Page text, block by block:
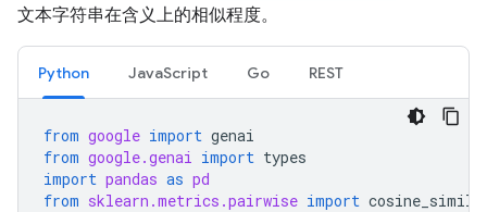
文本字符串在含义上的相似程度。
Python JavaScript Go REST
from google import genai
from google.genai import types
import pandas as pd
from sklearn.metrics.pairwise import